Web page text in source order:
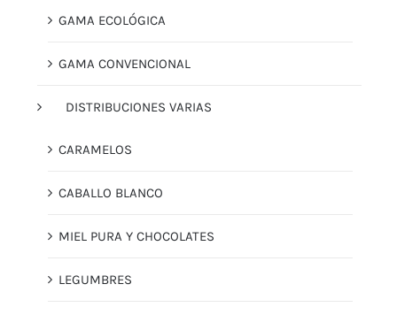
GAMA ECOLÓGICA
GAMA CONVENCIONAL
DISTRIBUCIONES VARIAS
CARAMELOS
CABALLO BLANCO
MIEL PURA Y CHOCOLATES
LEGUMBRES